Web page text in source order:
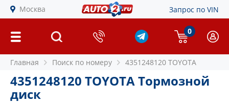
Москва Запрос по VIN
0
Главная Поиск по номеру 4351248120 TOYOTA
4351248120 TOYOTA Тормозной
диск